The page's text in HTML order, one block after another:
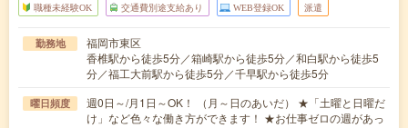
職種未経験OK 交通費別途支給あり WEB登録OK 派遣
勤務地
福岡市東区
香椎駅から徒歩5分／箱崎駅から徒歩5分／和白駅から徒歩5
分／福工大前駅から徒歩5分／千早駅から徒歩5分
曜日頻度
週0日～/月1日～OK！ （月～日のあいだ） ★「土曜と日曜だ
け」など色々な働き方ができます！ ★お仕事ゼロの週があっ